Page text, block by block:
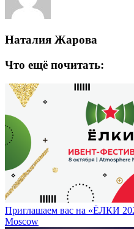
Наталия Жарова
Что ещё почитать:
Приглашаем вас на «ЁЛКИ
Moscow